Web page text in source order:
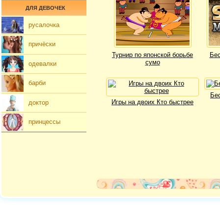
Турнир по японской борьбе
сумо
Игры на двоих Кто быстрее
ДЛЯ ДЕВОЧЕК
русалочка
причёски
одевалки
барби
доктор
принцессы